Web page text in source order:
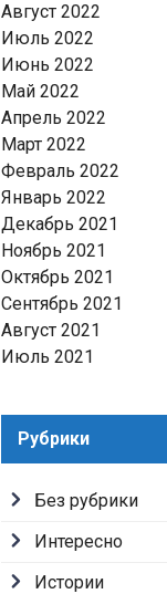
Август 2022
Июль 2022
Июнь 2022
Май 2022
Апрель 2022
Март 2022
Февраль 2022
Январь 2022
Декабрь 2021
Ноябрь 2021
Октябрь 2021
Сентябрь 2021
Август 2021
Июль 2021
Рубрики
Без рубрики
Интересно
Истории